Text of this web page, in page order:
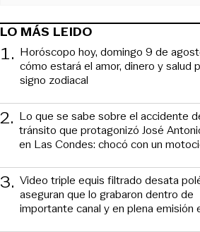
LO MÁS LEIDO
1. Horóscopo hoy, domingo 9 de
cómo estará el amor, dinero y salud
signo zodiacal
2. Lo que se sabe sobre el accidente
tránsito que protagonizó José
en Las Condes: chocó con un
3. Video triple equis filtrado desata
aseguran que lo grabaron dentro de
importante canal y en plena emisión